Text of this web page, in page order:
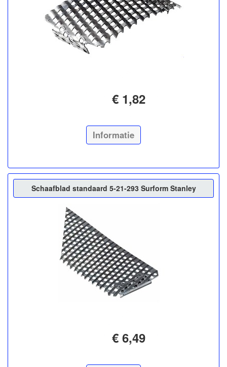
€ 1,82
Informatie
Schaafblad standaard 5-21-293 Surform Stanley
€ 6,49